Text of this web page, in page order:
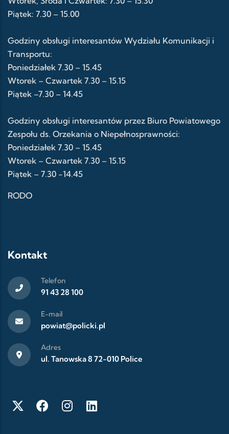
Piątek: 7.30 – 15.00
Godziny obsługi interesantów Wydziału Komunikacji i
Transportu:
Poniedziałek 7.30 – 15.45
Wtorek – Czwartek 7.30 – 15.15
Piątek –7.30 – 14.45
Godziny obsługi interesantów przez Biuro Powiatowego
Zespołu ds. Orzekania o Niepełnosprawności:
Poniedziałek 7.30 – 15.45
Wtorek – Czwartek 7.30 – 15.15
Piątek – 7.30 -14.45
RODO
Kontakt
Telefon
91 43 28 100
E-mail
powiat@policki.pl
Adres
ul. Tanowska 8 72-010 Police